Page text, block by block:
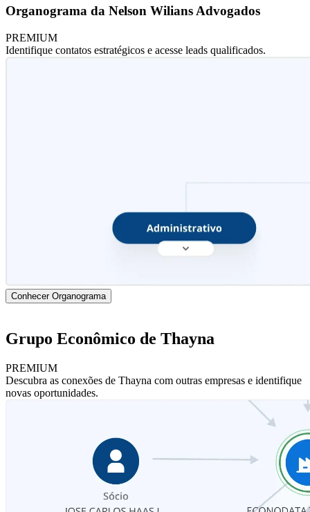
Organograma da Nelson Wilians Advogados
PREMIUM
Identifique contatos estratégicos e acesse leads qualificados.
Conhecer Organograma
Grupo Econômico de Thayna
PREMIUM
Descubra as conexões de Thayna com outras empresas e identifique
novas oportunidades.